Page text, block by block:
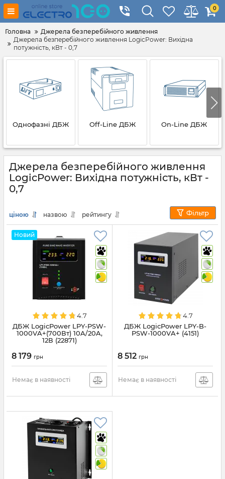
0
Головна
Джерела безперебійного живлення
Джерела безперебійного живлення LogicPower: Вихідна
потужність, кВт - 0,7
Однофазні ДБЖ Off-Line ДБЖ On-Line ДБЖ
Джерела безперебійного живлення
LogicPower: Вихідна потужність, кВт -
0,7
ціною назвою рейтингу Фільтр
Новий
4.7
ДБЖ LogicPower LPY-PSW-
1000VA+(700Вт) 10A/20A,
12В (22871)
8 179 грн
Немає в наявності
4.7
ДБЖ LogicPower LPY-B-
PSW-1000VA+ (4151)
8 512 грн
Немає в наявності